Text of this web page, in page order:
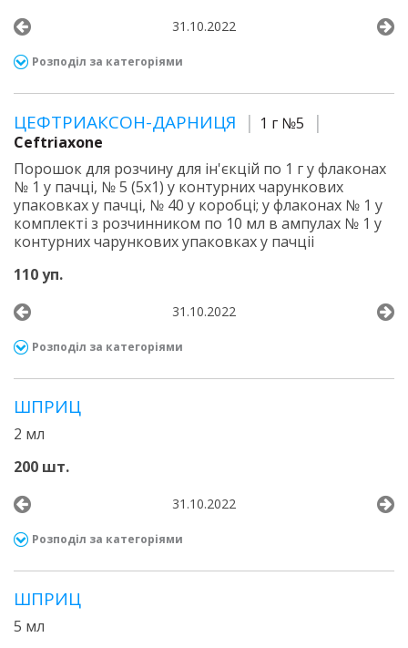
31.10.2022
Розподіл за категоріями
ЦЕФТРИАКСОН-ДАРНИЦЯ
1 г №5
Ceftriaxone
Порошок для розчину для ін'єкцій по 1 г у флаконах
№ 1 у пачці, № 5 (5х1) у контурних чарункових
упаковках у пачці, № 40 у коробці; у флаконах № 1 у
комплекті з розчинником по 10 мл в ампулах № 1 у
контурних чарункових упаковках у пачціі
110 уп.
31.10.2022
Розподіл за категоріями
ШПРИЦ
2 мл
200 шт.
31.10.2022
Розподіл за категоріями
ШПРИЦ
5 мл